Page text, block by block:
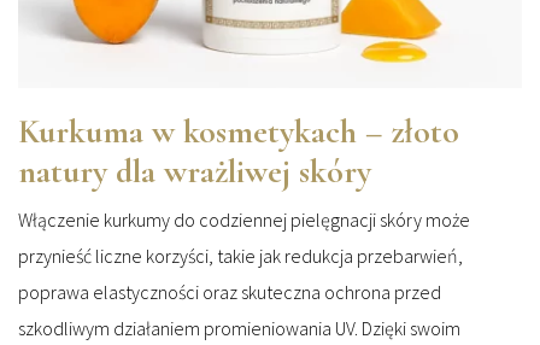
Kurkuma w kosmetykach – złoto
natury dla wrażliwej skóry
Włączenie kurkumy do codziennej pielęgnacji skóry może
przynieść liczne korzyści, takie jak redukcja przebarwień,
poprawa elastyczności oraz skuteczna ochrona przed
szkodliwym działaniem promieniowania UV. Dzięki swoim